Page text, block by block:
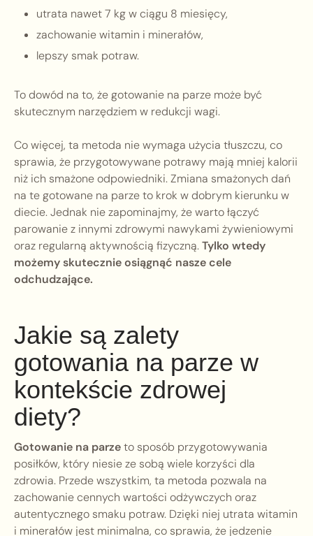
utrata nawet 7 kg w ciągu 8 miesięcy,
zachowanie witamin i minerałów,
lepszy smak potraw.
To dowód na to, że gotowanie na parze może być
skutecznym narzędziem w redukcji wagi.
Co więcej, ta metoda nie wymaga użycia tłuszczu, co
sprawia, że przygotowywane potrawy mają mniej kalorii
niż ich smażone odpowiedniki. Zmiana smażonych dań
na te gotowane na parze to krok w dobrym kierunku w
diecie. Jednak nie zapominajmy, że warto łączyć
parowanie z innymi zdrowymi nawykami żywieniowymi
oraz regularną aktywnością fizyczną.Tylko wtedy
możemy skutecznie osiągnąć nasze cele
odchudzające.
Jakie są zalety
gotowania na parze w
kontekście zdrowej
diety?
Gotowanie na parzeto sposób przygotowywania
posiłków, który niesie ze sobą wiele korzyści dla
zdrowia. Przede wszystkim, ta metoda pozwala na
zachowanie cennych wartości odżywczych oraz
autentycznego smaku potraw. Dzięki niej utrata witamin
i minerałów jest minimalna, co sprawia, że jedzenie